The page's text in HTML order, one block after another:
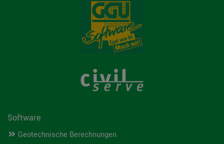
Software
Geotechnische Berechnungen